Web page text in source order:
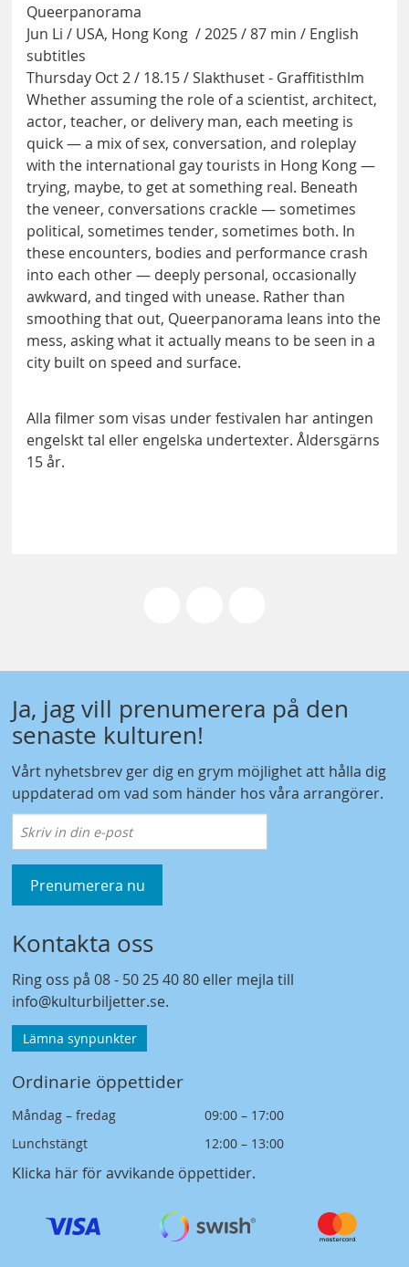
Queerpanorama
Jun Li / USA, Hong Kong / 2025 / 87 min / English
subtitles
Thursday Oct 2 / 18.15 / Slakthuset - Graffitisthlm
Whether assuming the role of a scientist, architect,
actor, teacher, or delivery man, each meeting is
quick — a mix of sex, conversation, and roleplay
with the international gay tourists in Hong Kong —
trying, maybe, to get at something real. Beneath
the veneer, conversations crackle — sometimes
political, sometimes tender, sometimes both. In
these encounters, bodies and performance crash
into each other — deeply personal, occasionally
awkward, and tinged with unease. Rather than
smoothing that out, Queerpanorama leans into the
mess, asking what it actually means to be seen in a
city built on speed and surface.
Alla filmer som visas under festivalen har antingen
engelskt tal eller engelska undertexter. Åldersgärns
15 år.
Ja, jag vill prenumerera på den
senaste kulturen!
Vårt nyhetsbrev ger dig en grym möjlighet att hålla dig
uppdaterad om vad som händer hos våra arrangörer.
Prenumerera nu
Kontakta oss
Ring oss på08 - 50 25 40 80 eller mejla till
info@kulturbiljetter.se.
Lämna synpunkter
Ordinarie öppettider
Måndag – fredag
09:00 – 17:00
Lunchstängt
12:00 – 13:00
Klicka här för avvikande öppettider.